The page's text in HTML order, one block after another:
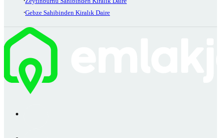
Gebze Sahibinden Kiralık Daire